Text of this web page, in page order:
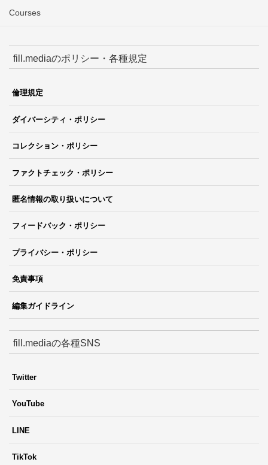
Courses
fill.mediaのポリシー・各種規定
倫理規定
ダイバーシティ・ポリシー
コレクション・ポリシー
ファクトチェック・ポリシー
匿名情報の取り扱いについて
フィードバック・ポリシー
プライバシー・ポリシー
免責事項
編集ガイドライン
fill.mediaの各種SNS
Twitter
YouTube
LINE
TikTok